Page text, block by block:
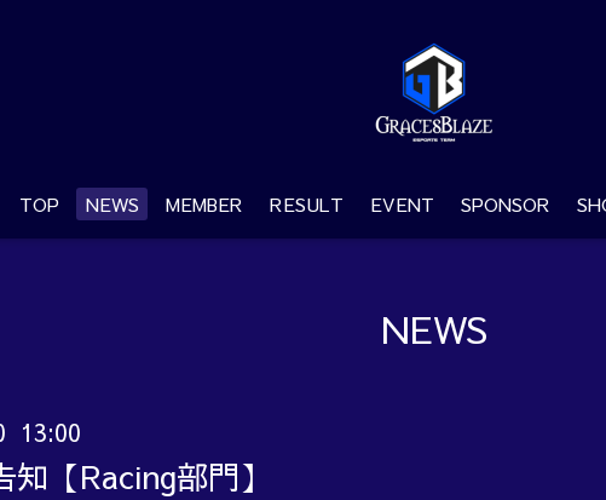
TOP NEWS MEMBER RESULT EVENT SPONSOR
NEWS
13:00
【Racing部門】